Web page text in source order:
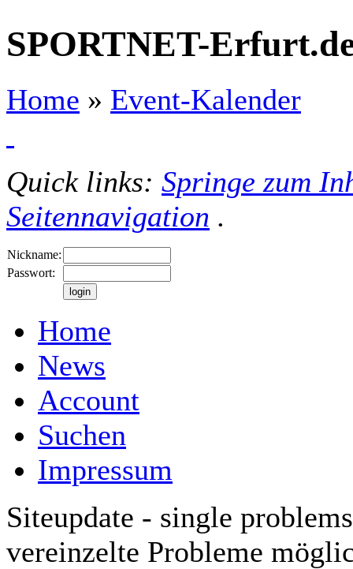
SPORTNET-
Home » Event-Kalender
Quick links: Springe zum
Seitennavigation .
Nickname:
Passwort:
Home
News
Account
Suchen
Impressum
Siteupdate - single
vereinzelte Probleme